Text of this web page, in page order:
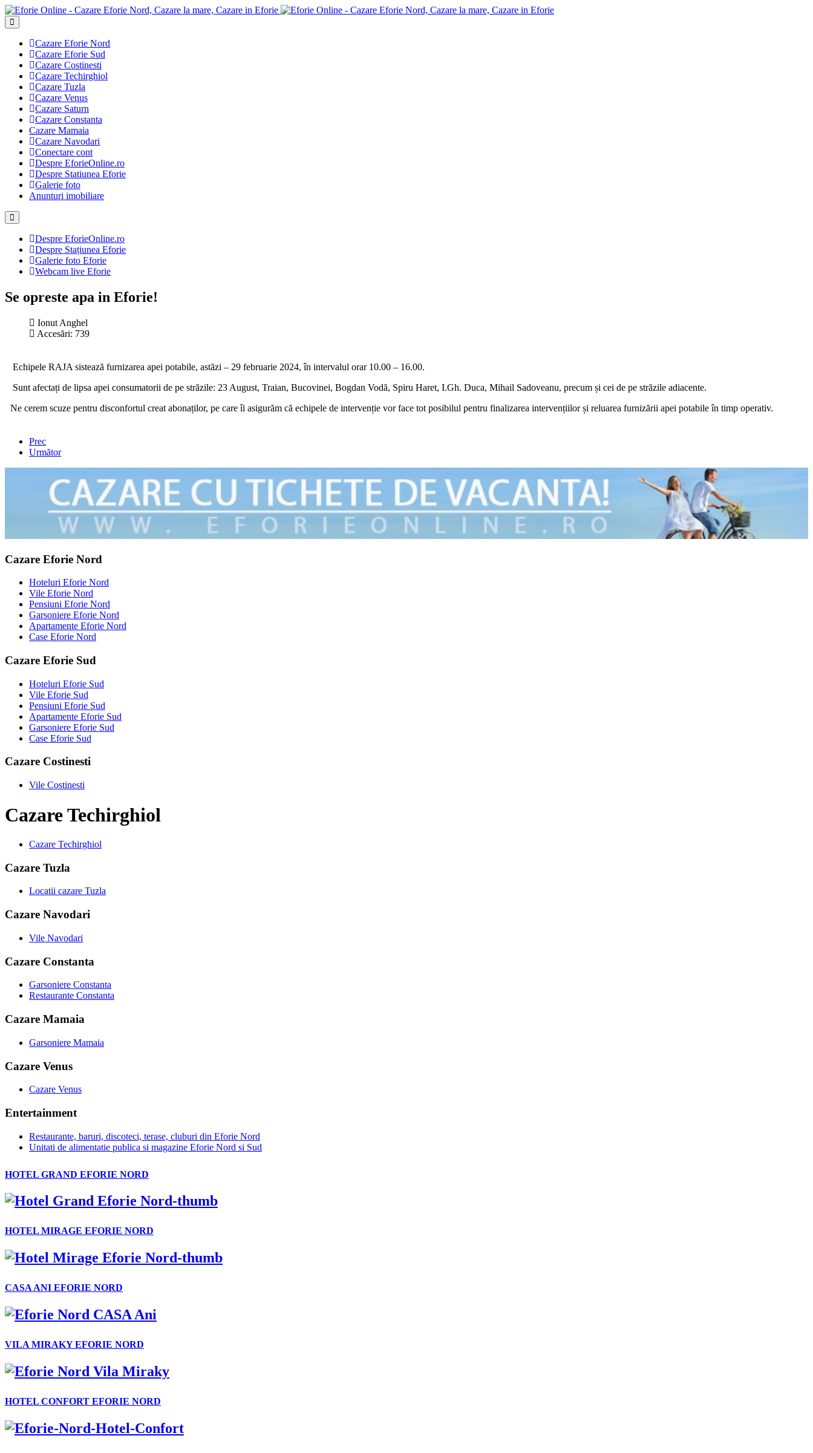
Cazare Eforie Nord
Cazare Eforie Sud
Cazare Costinesti
Cazare Techirghiol
Cazare Tuzla
Cazare Venus
Cazare Saturn
Cazare Constanta
Cazare Mamaia
Cazare Navodari
Conectare cont
Despre EforieOnline.ro
Despre Statiunea Eforie
Galerie foto
Anunturi imobiliare
Despre EforieOnline.ro
Despre Stațiunea Eforie
Galerie foto Eforie
Webcam live Eforie
Se opreste apa in Eforie!
Ionut Anghel
Accesări: 739
Echipele RAJA sistează furnizarea apei potabile, astăzi – 29 februarie 2024, în intervalul orar 10.00 – 16.00.
Sunt afectați de lipsa apei consumatorii de pe străzile: 23 August, Traian, Bucovinei, Bogdan Vodă, Spiru Haret, I.Gh. Duca, Mihail Sadoveanu, precum și cei de pe străzile adiacente.
Ne cerem scuze pentru disconfortul creat abonaților, pe care îi asigurăm că echipele de intervenție vor face tot posibilul pentru finalizarea intervențiilor și reluarea furnizării apei potabile în timp operativ.
Prec
Următor
Cazare Eforie Nord
Hoteluri Eforie Nord
Vile Eforie Nord
Pensiuni Eforie Nord
Garsoniere Eforie Nord
Apartamente Eforie Nord
Case Eforie Nord
Cazare Eforie Sud
Hoteluri Eforie Sud
Vile Eforie Sud
Pensiuni Eforie Sud
Apartamente Eforie Sud
Garsoniere Eforie Sud
Case Eforie Sud
Cazare Costinesti
Vile Costinesti
Cazare Techirghiol
Cazare Techirghiol
Cazare Tuzla
Locatii cazare Tuzla
Cazare Navodari
Vile Navodari
Cazare Constanta
Garsoniere Constanta
Restaurante Constanta
Cazare Mamaia
Garsoniere Mamaia
Cazare Venus
Cazare Venus
Entertainment
Restaurante, baruri, discoteci, terase, cluburi din Eforie Nord
Unitati de alimentatie publica si magazine Eforie Nord si Sud
HOTEL GRAND EFORIE NORD
HOTEL MIRAGE EFORIE NORD
CASA ANI EFORIE NORD
VILA MIRAKY EFORIE NORD
HOTEL CONFORT EFORIE NORD